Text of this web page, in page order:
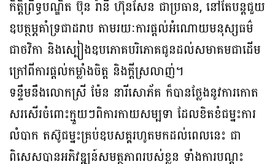
កិត្តិព្រឹទ្ធបណ្ឌិត ប៊ុន រ៉ានី ហ៊ុនសែន ជាប្រធាន, នៅតែបន្តជួយ
ឧបត្ថម្ភគាំទ្រជាដរាប តាមរយៈការផ្តល់អំណោយមនុស្សធម៌
ជាថវិកា និងស្បៀងឧបភោគបរិភោគជូនដល់សមាគមជាដើម
ក្រៅពីការផ្តល់កម្លាំងចិត្ត និងក្តីស្រលាញ់។
ទន្ទឹមនឹងលោកស្រី ម៉ែន នារីសោភ័គ ក៏បានថ្លែងនូវការកោត
សរសើរចំពោះក្មួយៗពិការកាយសម្បទា ដែលខិតខំជម្នះការ
លំបាក តស៊ូជម្នះគ្រប់ឧបសគ្គរហូតមកដល់ពេលនេះ ជា
ពិសេសបានអភិវឌ្ឍន៍សមត្ថភាពរបស់ខ្លួន ទាំងការបណ្តុះ